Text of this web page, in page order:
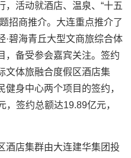
，活动就酒店、温泉、“十五
招商推介。大连重点推介了
·碧海青丘大型文商旅综合体
，备受参会嘉宾关注。签约
文体旅融合度假区酒店集
身中心两个项目的签约，
签约总额达19.89亿元，
酒店集群由大连建华集团投